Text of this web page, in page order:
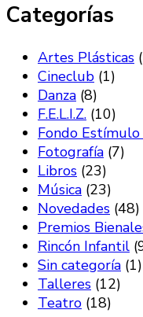
Categorías
Artes Plásticas
Cineclub (1)
Danza (8)
F.E.L.I.Z. (10)
Fondo
Fotografía (7)
Libros (23)
Música (23)
Novedades (48)
Premios
Rincón Infantil
Sin categoría (1)
Talleres (12)
Teatro (18)